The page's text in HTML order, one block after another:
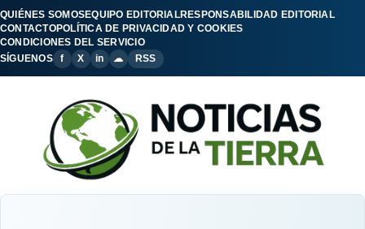
QUIÉNES SOMOSEQUIPO EDITORIALRESPONSABILIDAD EDITORIAL
CONTACTOPOLÍTICA DE PRIVACIDAD Y COOKIES
CONDICIONES DEL SERVICIO
SÍGUENOS
f X in ☁ RSS